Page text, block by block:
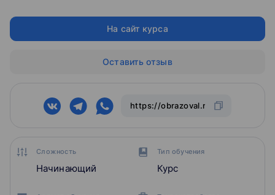
Сложность
Начинающий
Тип обучения
Курс
На сайт курса
Оставить отзыв